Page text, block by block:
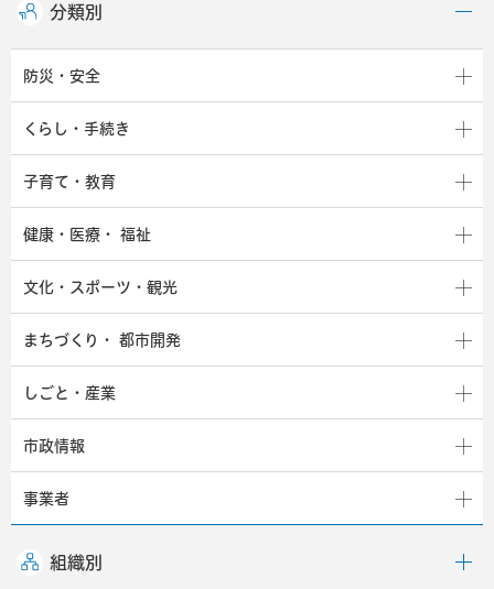
分類別
防災・安全
くらし・手続き
子育て・教育
健康・医療・ 福祉
文化・スポーツ・観光
まちづくり・ 都市開発
しごと・産業
市政情報
事業者
組織別